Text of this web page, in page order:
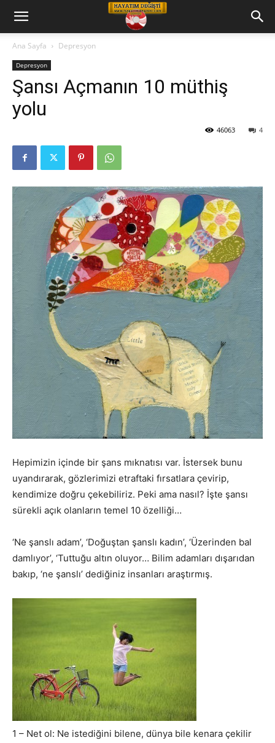
Hayatım
Değişti
Telkin
Ana Sayfa Depresyon
Depresyon
Şansı Açmanın 10 müthiş
yolu
4
46063
Hepimizin içinde bir şans mıknatısı var. İstersek bunu
uyandırarak, gözlerimizi etraftaki fırsatlara çevirip,
kendimize doğru çekebiliriz. Peki ama nasıl? İşte şansı
sürekli açık olanların temel 10 özelliği…
‘Ne şanslı adam’, ‘Doğuştan şanslı kadın’, ‘Üzerinden bal
damlıyor’, ‘Tuttuğu altın oluyor… Bilim adamları dışarıdan
bakıp, ‘ne şanslı’ dediğiniz insanları araştırmış.
1 – Net ol: Ne istediğini bilene, dünya bile kenara çekilir